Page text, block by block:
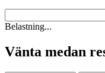
Belastning...
Vänta medan